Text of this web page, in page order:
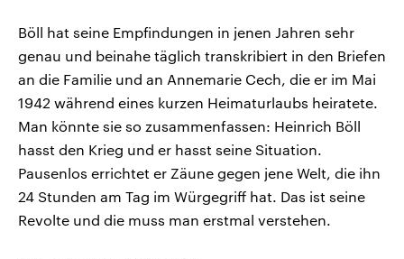
Böll hat seine Empfindungen in jenen Jahren sehr
genau und beinahe täglich transkribiert in den Briefen
an die Familie und an Annemarie Cech, die er im Mai
1942 während eines kurzen Heimaturlaubs heiratete.
Man könnte sie so zusammenfassen: Heinrich Böll
hasst den Krieg und er hasst seine Situation.
Pausenlos errichtet er Zäune gegen jene Welt, die ihn
24 Stunden am Tag im Würgegriff hat. Das ist seine
Revolte und die muss man erstmal verstehen.